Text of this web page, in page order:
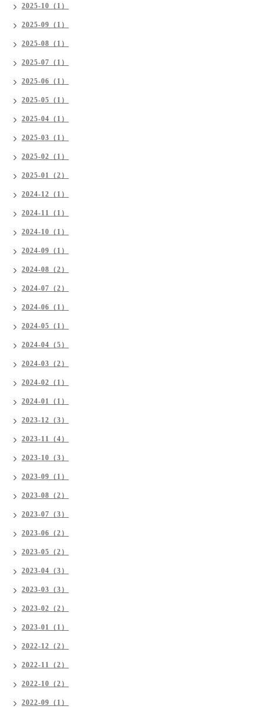
2025-10（1）
2025-09（1）
2025-08（1）
2025-07（1）
2025-06（1）
2025-05（1）
2025-04（1）
2025-03（1）
2025-02（1）
2025-01（2）
2024-12（1）
2024-11（1）
2024-10（1）
2024-09（1）
2024-08（2）
2024-07（2）
2024-06（1）
2024-05（1）
2024-04（5）
2024-03（2）
2024-02（1）
2024-01（1）
2023-12（3）
2023-11（4）
2023-10（3）
2023-09（1）
2023-08（2）
2023-07（3）
2023-06（2）
2023-05（2）
2023-04（3）
2023-03（3）
2023-02（2）
2023-01（1）
2022-12（2）
2022-11（2）
2022-10（2）
2022-09（1）